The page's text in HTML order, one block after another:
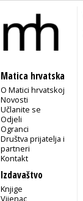
Matica hrvatska
O Matici hrvatskoj
Novosti
Učlanite se
Odjeli
Ogranci
Društva prijatelja i
partneri
Kontakt
Izdavaštvo
Knjige
Vijenac